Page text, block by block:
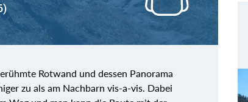
Rotwand und dessen Panorama
zu als am Nachbarn vis-a-vis. Dabei